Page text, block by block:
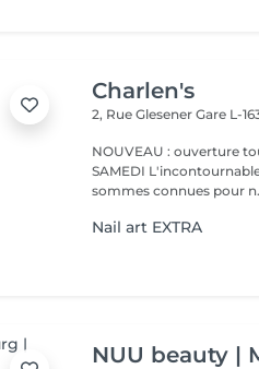
Charlen's
2, Rue GlesenerGare L-
NOUVEAU : ouverture
SAMEDI L'incontournable institut de beauté à Luxembourg. Nous
sommes connues pour
Nail art EXTRA
NUU beauty |